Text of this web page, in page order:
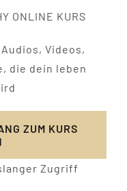
ONLINE KURS
Videos,
die dein leben
ZUM KURS
Zugriff